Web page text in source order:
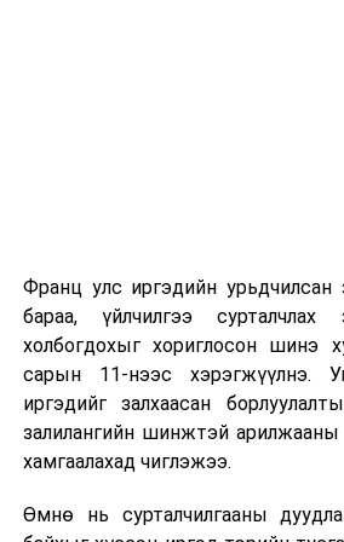
2026 оны 9 дүгээр сарын
дотуур байранд оруулж
Сургууль, цэцэрлэгийн
зохицуулалт
2026 оны 8 дугаар сарын
байранд элсэлт, бүртгэл
Франц улс иргэдийн урьдчилсан
бараа, үйлчилгээ сурталчлах
холбогдохыг хориглосон шинэ
сарын 11-нээс хэрэгжүүлнэ.
иргэдийг залхаасан
залилангийн шинжтэй арилжааны
хамгаалахад чиглэжээ.
Өмнө нь сурталчилгааны